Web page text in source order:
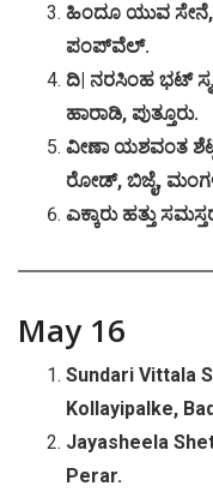
ಹಿಂದೂ ಯುವ ಸೇನೆ,
ಪಂಪ್ವೆಲ್.
ದಿ| ನರಸಿಂಹ ಭಟ್
ಹಾರಾಡಿ, ಪುತ್ತೂರು.
ವೀಣಾ ಯಶವಂತ
ರೋಡ್, ಬಿಜೈ,
ಎಕ್ಕಾರು ಹತ್ತು
May 16
Sundari Vittala
Kollayipalke,
Jayasheela
Perar.